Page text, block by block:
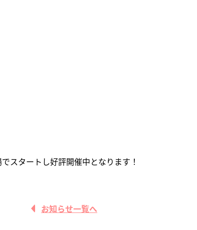
スタートし好評開催中となります！
お知らせ一覧へ